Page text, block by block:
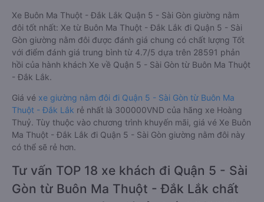
Xe Buôn Ma Thuột - Đắk Lắk Quận 5 - Sài Gòn giường nằm
đôi tốt nhất: Xe từ Buôn Ma Thuột - Đắk Lắk đi Quận 5 - Sài
Gòn giường nằm đôi được đánh giá chung có chất lượng Tốt
với điểm đánh giá trung bình từ 4.7/5 dựa trên 28591 phản
hồi của hành khách Xe về Quận 5 - Sài Gòn từ Buôn Ma Thuột
- Đắk Lắk.
Giá vé xe giường nằm đôi đi Quận 5 - Sài Gòn từ Buôn Ma
Thuột - Đắk Lắk rẻ nhất là 300000VND của hãng xe Hoàng
Thuỷ. Tùy thuộc vào chương trình khuyến mãi, giá vé Xe Buôn
Ma Thuột - Đắk Lắk đi Quận 5 - Sài Gòn giường nằm đôi này
có thể sẽ rẻ hơn.
Tư vấn TOP 18 xe khách đi Quận 5 - Sài
Gòn từ Buôn Ma Thuột - Đắk Lắk chất